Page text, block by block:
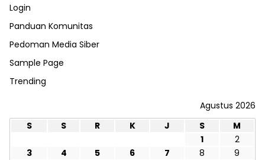
Login
Panduan Komunitas
Pedoman Media Siber
Sample Page
Trending
Agustus 2026
S
S R K J S
M
1
2
3
4 5 6 7 8
9